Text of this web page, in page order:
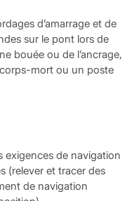
d’amarrage et de
sur le pont lors de
bouée ou de l’ancrage,
mort ou un poste
exigences de navigation
(relever et tracer des
de navigation